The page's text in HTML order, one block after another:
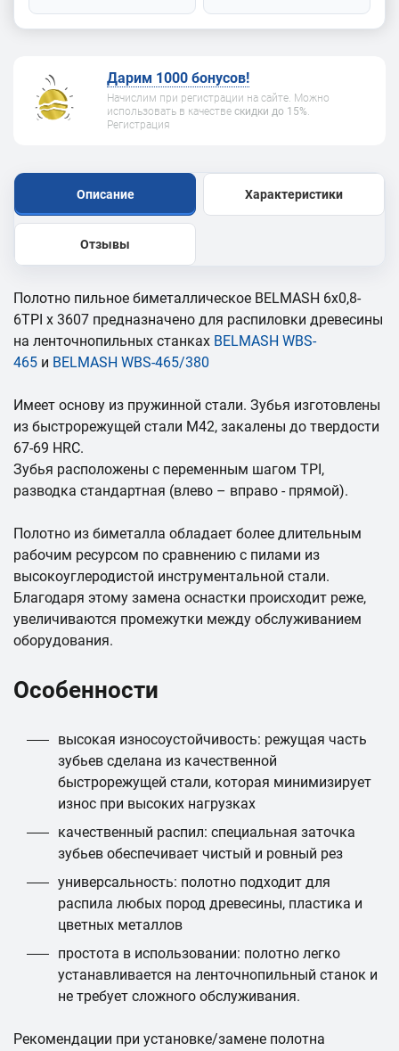
Дарим 1000 бонусов!
Начислим при регистрации на сайте. Можно
использовать в качестве скидки до 15%.
Регистрация
Описание Характеристики
Отзывы
Полотно пильное биметаллическое BELMASH 6x0,8-
6TPI x 3607 предназначено для распиловки древесины
на ленточнопильных станках BELMASH WBS-
465 и BELMASH WBS-465/380
Имеет основу из пружинной стали. Зубья изготовлены
из быстрорежущей стали М42, закалены до твердости
67-69 HRC.
Зубья расположены с переменным шагом TPI,
разводка стандартная (влево – вправо - прямой).
Полотно из биметалла обладает более длительным
рабочим ресурсом по сравнению с пилами из
высокоуглеродистой инструментальной стали.
Благодаря этому замена оснастки происходит реже,
увеличиваются промежутки между обслуживанием
оборудования.
Особенности
высокая износоустойчивость: режущая часть
зубьев сделана из качественной
быстрорежущей стали, которая минимизирует
износ при высоких нагрузках
качественный распил: специальная заточка
зубьев обеспечивает чистый и ровный рез
универсальность: полотно подходит для
распила любых пород древесины, пластика и
цветных металлов
простота в использовании: полотно легко
устанавливается на ленточнопильный станок и
не требует сложного обслуживания.
Рекомендации при установке/замене полотна